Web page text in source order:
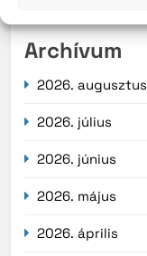
Archívum
2026. augusztus
2026. július
2026. június
2026. május
2026. április